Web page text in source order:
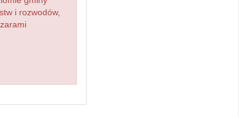
i rozwodów,